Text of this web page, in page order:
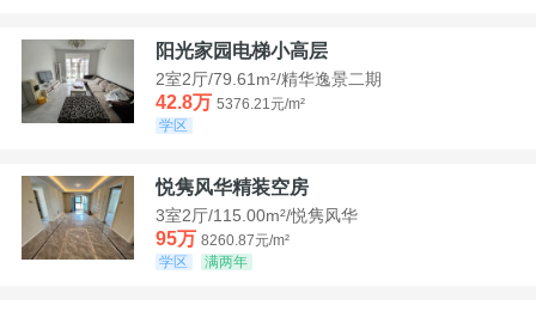
阳光家园电梯小高层
2室2厅/79.61m²/精华逸景二期
42.8万 5376.21元/m²
学区
悦隽风华精装空房
3室2厅/115.00m²/悦隽风华
95万 8260.87元/m²
学区
满两年